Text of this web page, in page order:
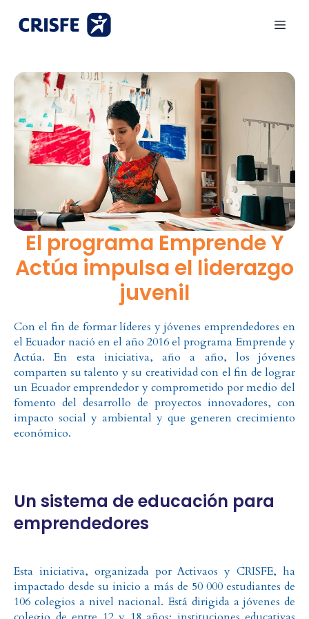
El programa Emprende Y
Actúa impulsa el liderazgo
juvenil
Con el fin de formar líderes y jóvenes emprendedores en
el Ecuador nació en el año 2016 el programa Emprende y
Actúa. En esta iniciativa, año a año, los jóvenes
comparten su talento y su creatividad con el fin de lograr
un Ecuador emprendedor y comprometido por medio del
fomento del desarrollo de proyectos innovadores, con
impacto social y ambiental y que generen crecimiento
económico.
Un sistema de educación para
emprendedores
Esta iniciativa, organizada por Activaos y CRISFE, ha
impactado desde su inicio a más de 50 000 estudiantes de
106 colegios a nivel nacional. Está dirigida a jóvenes de